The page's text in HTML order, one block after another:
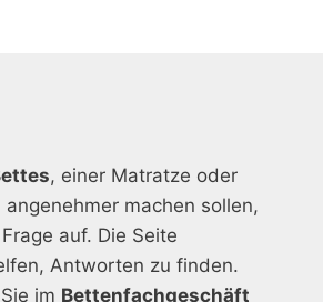
, einer Matratze oder
machen sollen,
auf. Die Seite
Antworten zu finden.
im Bettenfachgeschäft